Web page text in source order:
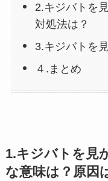
2.キジバトを
対処法は？
3.キジバトを
４.まとめ
1.キジバトを見
な意味は？原因